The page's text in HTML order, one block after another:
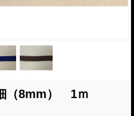
8mm） 1ｍ